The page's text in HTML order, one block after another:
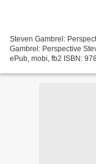
Steven Gambrel:
Gambrel: Perspective
ePub, mobi, fb2 ISBN: